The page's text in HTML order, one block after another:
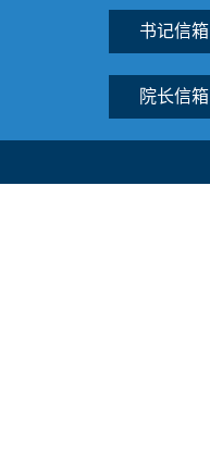
书记信箱
院长信箱